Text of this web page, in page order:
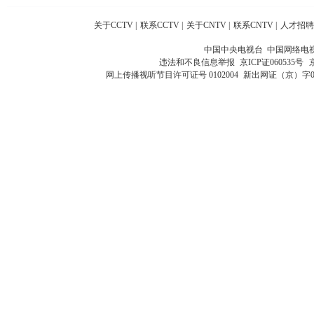
关于CCTV | 联系CCTV | 关于CNTV | 联系CNTV | 人才招聘
中国中央电视台 中国网络电
违法和不良信息举报 京ICP证060535号
网上传播视听节目许可证号 0102004 新出网证（京）